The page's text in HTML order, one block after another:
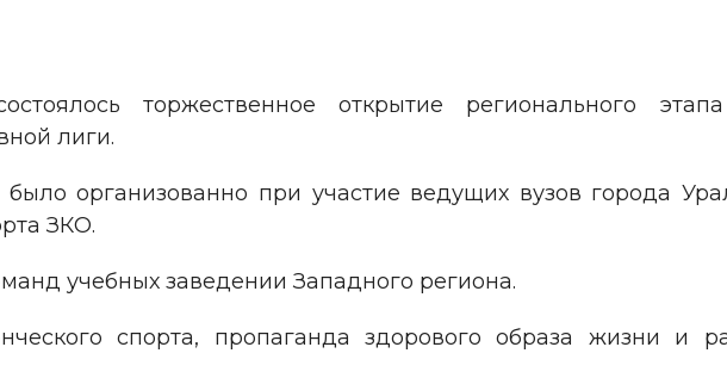
торжественное открытие регионального
лиги.
организованно при участие ведущих вузов города
ЗКО.
учебных заведении Западного региона.
спорта, пропаганда здорового образа жизни и